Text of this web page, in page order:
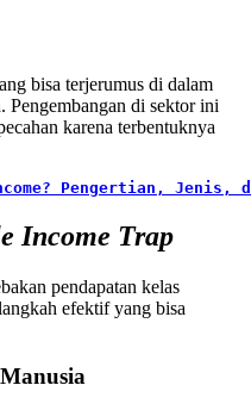
bisa terjerumus di dalam
Pengembangan di sektor ini
karena terbentuknya
Pengertian, Jenis,
Income Trap
pendapatan kelas
efektif yang bisa